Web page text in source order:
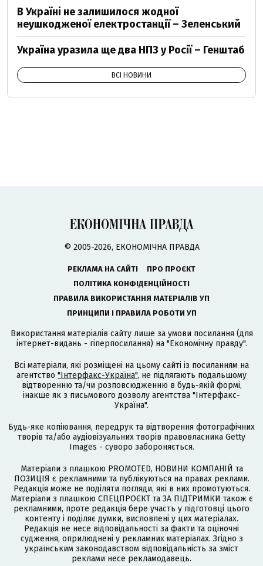
В Україні не залишилося жодної
неушкодженої електростанції – Зеленський
Україна уразила ще два НПЗ у Росії – Генштаб
ВСІ НОВИНИ
© 2005-2026, ЕКОНОМІЧНА ПРАВДА
РЕКЛАМА НА САЙТІ
ПРО ПРОЄКТ
ПОЛІТИКА КОНФІДЕНЦІЙНОСТІ
ПРАВИЛА ВИКОРИСТАННЯ МАТЕРІАЛІВ УП
ПРИНЦИПИ І ПРАВИЛА РОБОТИ УП
Використання матеріалів сайту лише за умови посилання (для
інтернет-видань - гіперпосилання) на "Економічну правду".
Всі матеріали, які розміщені на цьому сайті із посиланням на
агентство "Інтерфакс-Україна", не підлягають подальшому
відтворенню та/чи розповсюдженню в будь-якій формі,
інакше як з письмового дозволу агентства "Інтерфакс-
Україна".
Будь-яке копіювання, передрук та відтворення фотографічних
творів та/або аудіовізуальних творів правовласника Getty
Images - суворо забороняється.
Матеріали з плашкою PROMOTED, НОВИНИ КОМПАНІЙ та
ПОЗИЦІЯ є рекламними та публікуються на правах реклами.
Редакція може не поділяти погляди, які в них промотуються.
Матеріали з плашкою СПЕЦПРОЄКТ та ЗА ПІДТРИМКИ також є
рекламними, проте редакція бере участь у підготовці цього
контенту і поділяє думки, висловлені у цих матеріалах.
Редакція не несе відповідальності за факти та оціночні
судження, оприлюднені у рекламних матеріалах. Згідно з
українським законодавством відповідальність за зміст
реклами несе рекламодавець.